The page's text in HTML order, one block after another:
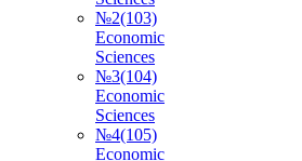
№2(103)
Economic
Sciences
№3(104)
Economic
Sciences
№4(105)
Economic